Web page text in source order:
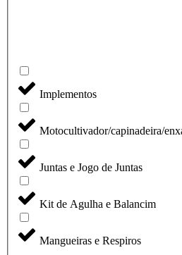
Implementos
Motocultivador/capinadeira/
Juntas e Jogo de Juntas
Kit de Agulha e Balancim
Mangueiras e Respiros